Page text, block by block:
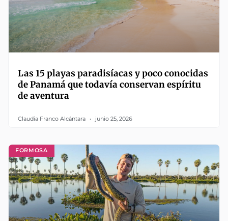
Las 15 playas paradisíacas y poco conocidas
de Panamá que todavía conservan espíritu
de aventura
Claudia Franco Alcántara junio 25, 2026
FORMOSA